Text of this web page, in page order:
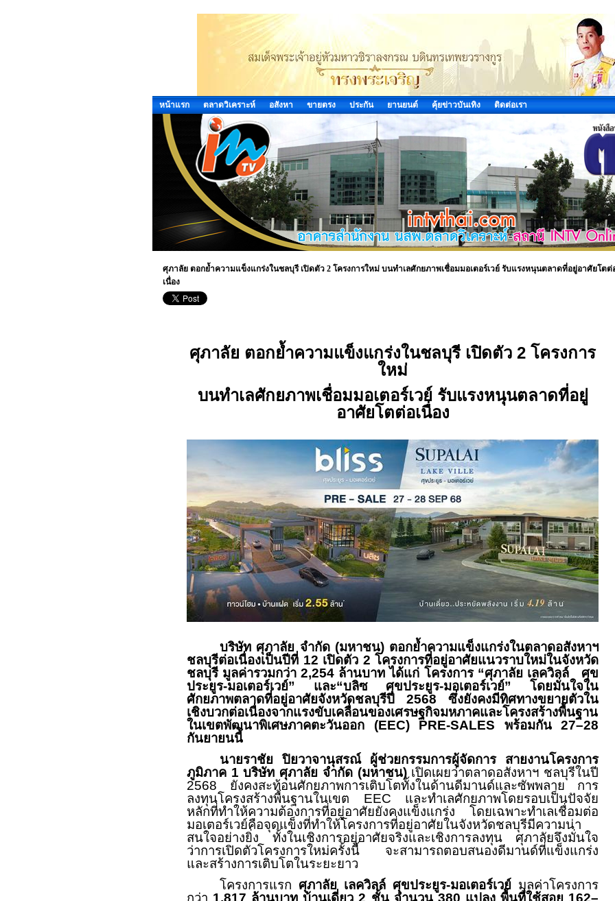
หน้าแรก ตลาดวิเคราะห์ อสังหา ขายตรง ประกัน ยานยนต์ คุ้ยข่าวบันเทิง ติดต่อเรา
ศุภาลัย ตอกย้ำความแข็งแกร่งในชลบุรี เปิดตัว 2 โครงการใหม่ บนทำเลศักยภาพเชื่อมมอเตอร์เวย์ รับแรงหนุนตลาดที่อยู่อาศัยโตต่
เนื่อง
ศุภาลัย ตอกย้ำความแข็งแกร่งในชลบุรี เปิดตัว 2 โครงการ
ใหม่
บนทำเลศักยภาพเชื่อมมอเตอร์เวย์ รับแรงหนุนตลาดที่อยู่
อาศัยโตต่อเนื่อง
บริษัท ศุภาลัย จำกัด (มหาชน) ตอกย้ำความแข็งแกร่งในตลาดอสังหาฯ
ชลบุรีต่อเนื่องเป็นปีที่ 12 เปิดตัว 2 โครงการที่อยู่อาศัยแนวราบใหม่ในจังหวัด
ชลบุรี มูลค่ารวมกว่า 2,254 ล้านบาท ได้แก่ โครงการ “ศุภาลัย เลควิลล์ ศุข
ประยูร-มอเตอร์เวย์” และ“บลิซ ศุขประยูร-มอเตอร์เวย์” โดยมั่นใจใน
ศักยภาพตลาดที่อยู่อาศัยจังหวัดชลบุรีปี 2568 ซึ่งยังคงมีทิศทางขยายตัวใน
เชิงบวกต่อเนื่องจากแรงขับเคลื่อนของเศรษฐกิจมหภาคและโครงสร้างพื้นฐาน
ในเขตพัฒนาพิเศษภาคตะวันออก (EEC) PRE-SALES พร้อมกัน 27–28
กันยายนนี้
นายราชัย ปิยวาจานุสรณ์ ผู้ช่วยกรรมการผู้จัดการ สายงานโครงการ
ภูมิภาค 1 บริษัท ศุภาลัย จำกัด (มหาชน) เปิดเผยว่าตลาดอสังหาฯ ชลบุรีในปี
2568 ยังคงสะท้อนศักยภาพการเติบโตทั้งในด้านดีมานด์และซัพพลาย การ
ลงทุนโครงสร้างพื้นฐานในเขต EEC และทำเลศักยภาพโดยรอบเป็นปัจจัย
หลักที่ทำให้ความต้องการที่อยู่อาศัยยังคงแข็งแกร่ง โดยเฉพาะทำเลเชื่อมต่อ
มอเตอร์เวย์คือจุดแข็งที่ทำให้โครงการที่อยู่อาศัยในจังหวัดชลบุรีมีความน่า
สนใจอย่างยิ่ง ทั้งในเชิงการอยู่อาศัยจริงและเชิงการลงทุน ศุภาลัยจึงมั่นใจ
ว่าการเปิดตัวโครงการใหม่ครั้งนี้ จะสามารถตอบสนองดีมานด์ที่แข็งแกร่ง
และสร้างการเติบโตในระยะยาว
โครงการแรก ศุภาลัย เลควิลล์ ศุขประยูร-มอเตอร์เวย์ มูลค่าโครงการ
กว่า 1,817 ล้านบาท บ้านเดี่ยว2 ชั้น จำนวน 380 แปลง พื้นที่ใช้สอย 162–